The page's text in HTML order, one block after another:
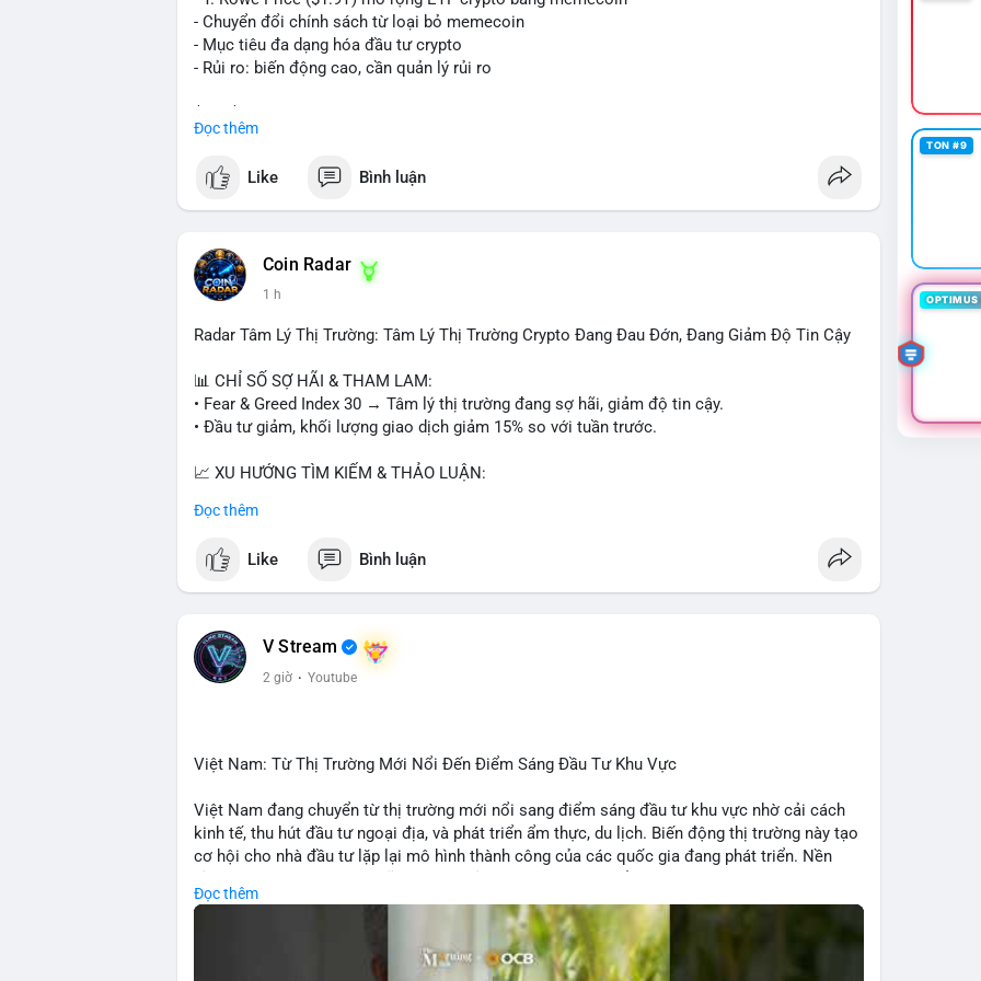
nhịp điều chỉnh ngắn hạn. Tuyệt đối không sử dụng đòn bẩy cao trong 24 giờ tới khi dòng
tiền lớn chưa xác định rõ đích đến cuối cùng.
#153btc #10triệuusd #chuyểnvílớn #btcmempool
- Chuyển đổi chính sách từ loại bỏ memecoin
- Mục tiêu đa dạng hóa đầu tư crypto
- Rủi ro: biến động cao, cần quản lý rủi ro
📰 Nguồn: CoinDesk
Đọc thêm
Like Bình luận
Coin Radar
1 h
Radar Tâm Lý Thị Trường: Tâm Lý Thị Trường Crypto Đang Đau Đớn, Đang Giảm Độ Tin Cậy
📊 CHỈ SỐ SỢ HÃI & THAM LAM:
• Fear & Greed Index 30 → Tâm lý thị trường đang sợ hãi, giảm độ tin cậy.
• Đầu tư giảm, khối lượng giao dịch giảm 15% so với tuần trước.
📈 XU HƯỚNG TÌM KIẾM & THẢO LUẬN:
Tutorial.
• LunarCrush: Ethereum, Solana, Dogecoin, Chainlink, Litecoin, Tesla, UFC, Premier League,
etc.
💬 DÒNG CHẢY TIN TỨC & TRUYỀN THÔNG:
• Telegram: US Senate tiến hành bỏ phiếu Clarity Act, IMF nói stablecoin địa phương tăng
nhu cầu.
crypto.
💡 NHẬN ĐỊNH & KHUYẾN NGHỊ:
• Tâm lý ngắn hạn: sợ hãi, giảm khối lượng, người bán tăng.
• Khuyến nghị: giữ cẩn thận, tránh short, tập trung vào stablecoin, theo dõi US legislation.
📊 Nguồn: Radar Tâm Lý Thị Trường
Đọc thêm
Like Bình luận
V Stream
2 giờ · Youtube
Việt Nam: Từ Thị Trường Mới Nổi Đến Điểm Sáng Đầu Tư Khu Vực
Việt Nam đang chuyển từ thị trường mới nổi sang điểm sáng đầu tư khu vực nhờ cải cách
kinh tế, thu hút đầu tư ngoại địa, và phát triển ẩm thực, du lịch. Biến động thị trường này tạo
cơ hội cho nhà đầu tư lặp lại mô hình thành công của các quốc gia đang phát triển. Nền
đầu tư toàn cầu.
Đọc thêm
TON #9
OPTIMUS